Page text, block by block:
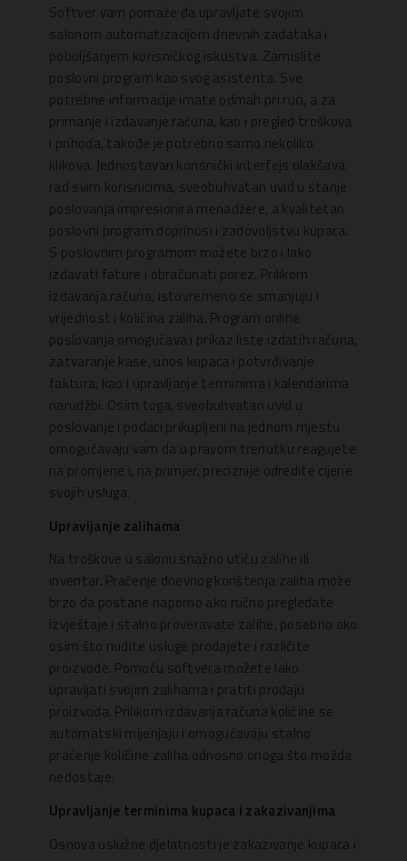
Softver vam pomaže da upravljate svojim
salonom automatizacijom dnevnih zadataka i
poboljšanjem korisničkog iskustva. Zamislite
poslovni program kao svog asistenta. Sve
potrebne informacije imate odmah pri ruci, a za
primanje i izdavanje računa, kao i pregled troškova
i prihoda, takođe je potrebno samo nekoliko
klikova. Jednostavan korisnički interfejs olakšava
rad svim korisnicima, sveobuhvatan uvid u stanje
poslovanja impresionira menadžere, a kvalitetan
poslovni program doprinosi i zadovoljstvu kupaca.
S poslovnim programom možete brzo i lako
izdavati fature i obračunati porez. Prilikom
izdavanja računa, istovremeno se smanjuju i
vrijednost i količina zaliha. Program online
poslovanja omogućava i prikaz liste izdatih računa,
zatvaranje kase, unos kupaca i potvrđivanje
faktura, kao i upravljanje terminima i kalendarima
narudžbi. Osim toga, sveobuhvatan uvid u
poslovanje i podaci prikupljeni na jednom mjestu
omogućavaju vam da u pravom trenutku reagujete
na promjene i, na primjer, preciznije odredite cijene
svojih usluga.
Upravljanje zalihama
Na troškove u salonu snažno utiču zalihe ili
inventar. Praćenje dnevnog korištenja zaliha može
brzo da postane naporno ako ručno pregledate
izvještaje i stalno proveravate zalihe, posebno ako
osim što nudite usluge prodajete i različite
proizvode. Pomoću softvera možete lako
upravljati svojim zalihama i pratiti prodaju
proizvoda. Prilikom izdavanja računa količine se
automatski mijenjaju i omogućavaju stalno
praćenje količine zaliha odnosno onoga što možda
nedostaje.
Upravljanje terminima kupaca i zakazivanjima
Osnova uslužne djelatnosti je zakazivanje kupaca i